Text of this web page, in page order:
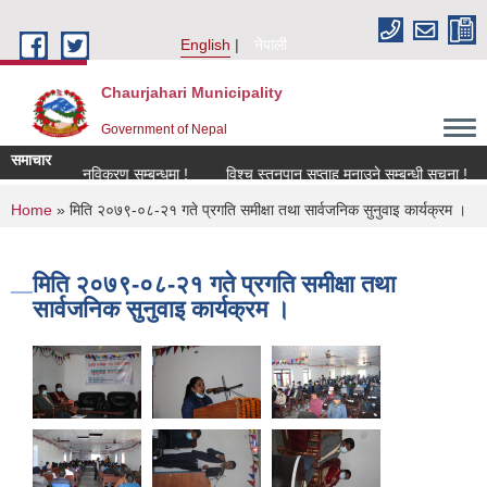
English
नेपाली
Chaurjahari Municipality
Government of Nepal
समाचार
नविकरण सम्बन्धमा ! विश्च स्तनपान सप्ताह मनाउने सम्बन्धी सूचना !
You are here
Home » मिति २०७९-०८-२१ गते प्रगति समीक्षा तथा सार्वजनिक सुनुवाइ कार्यक्रम ।
मिति २०७९-०८-२१ गते प्रगति समीक्षा तथा
सार्वजनिक सुनुवाइ कार्यक्रम ।